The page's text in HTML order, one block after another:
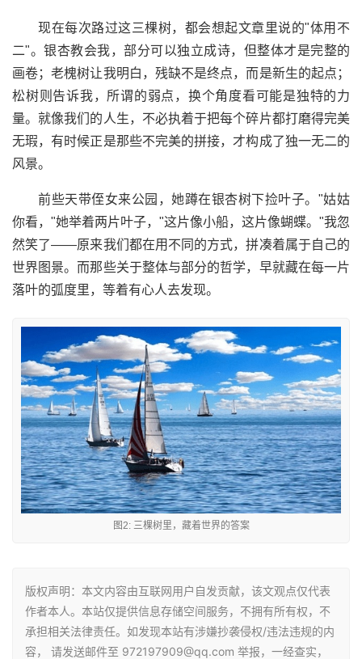
现在每次路过这三棵树，都会想起文章里说的"体用不
二"。银杏教会我，部分可以独立成诗，但整体才是完整的
画卷；老槐树让我明白，残缺不是终点，而是新生的起点；
松树则告诉我，所谓的弱点，换个角度看可能是独特的力
量。就像我们的人生，不必执着于把每个碎片都打磨得完美
无瑕，有时候正是那些不完美的拼接，才构成了独一无二的
风景。
前些天带侄女来公园，她蹲在银杏树下捡叶子。"姑姑
你看，"她举着两片叶子，"这片像小船，这片像蝴蝶。"我忽
然笑了——原来我们都在用不同的方式，拼凑着属于自己的
世界图景。而那些关于整体与部分的哲学，早就藏在每一片
落叶的弧度里，等着有心人去发现。
图2: 三棵树里，藏着世界的答案
版权声明：本文内容由互联网用户自发贡献，该文观点仅代表
作者本人。本站仅提供信息存储空间服务，不拥有所有权，不
承担相关法律责任。如发现本站有涉嫌抄袭侵权/违法违规的内
容， 请发送邮件至 972197909@qq.com 举报，一经查实，